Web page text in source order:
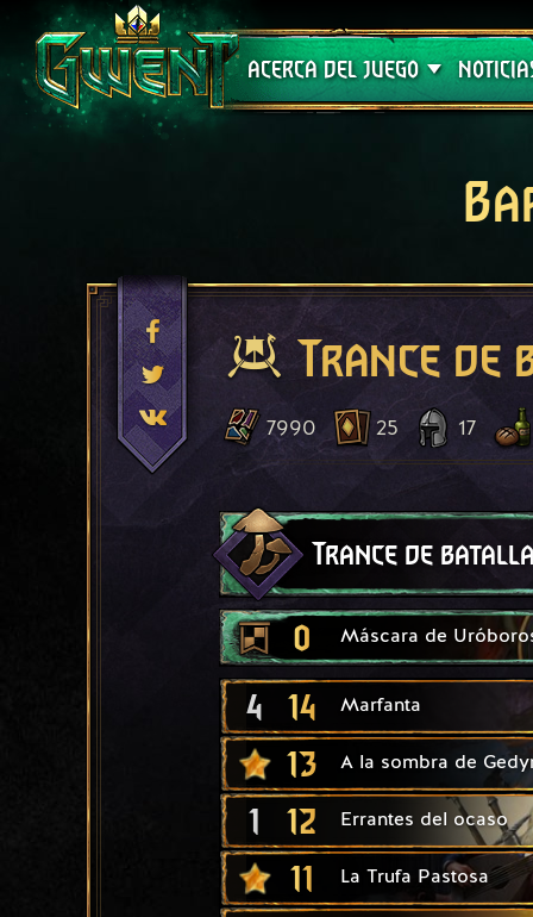
ACERCA DEL JUEGO
Soporte técnico
Trance
7990 25 17
Trance de batalla
0 Máscara de
4 14 Marfanta
13 A la sombra de
1 12 Errantes del ocaso
11 La Trufa Pastosa